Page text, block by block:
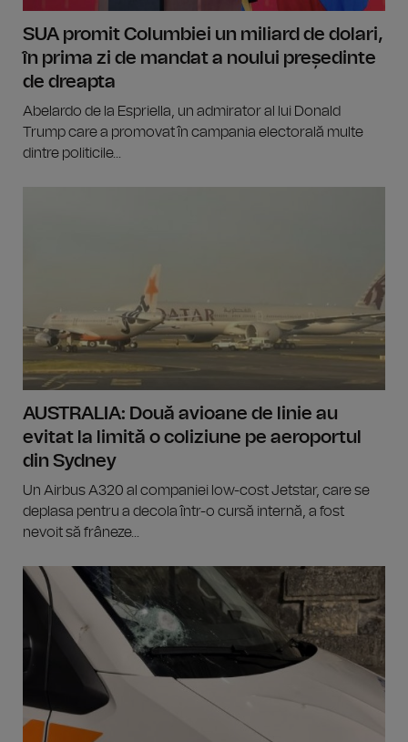
SUA promit Columbiei un miliard de dolari,
în prima zi de mandat a noului președinte
de dreapta
Abelardo de la Espriella, un admirator al lui Donald
Trump care a promovat în campania electorală multe
dintre politicile...
AUSTRALIA: Două avioane de linie au
evitat la limită o coliziune pe aeroportul
din Sydney
Un Airbus A320 al companiei low-cost Jetstar, care se
deplasa pentru a decola într-o cursă internă, a fost
nevoit să frâneze...